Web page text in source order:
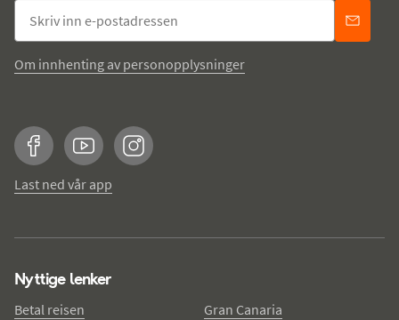
Om innhenting av personopplysninger
FacebookYouTubeInstagram
Last ned vår app
Nyttige lenker
Betal reisen
Gran Canaria